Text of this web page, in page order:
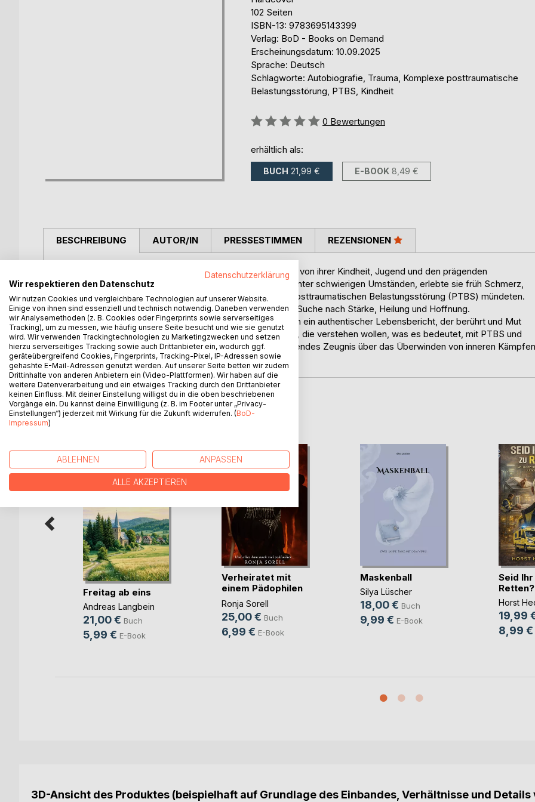
102 Seiten
ISBN-13: 9783695143399
Verlag: BoD - Books on Demand
Erscheinungsdatum: 10.09.2025
Sprache: Deutsch
Schlagworte: Autobiografie, Trauma, Komplexe posttraumatische
Belastungsstörung, PTBS, Kindheit
Bewertung::
0 Bewertungen
erhältlich als:
BUCH 21,99 € E-BOOK 8,49 €
BESCHREIBUNG
In diesem Buch erzählt Sandra Kreis schonungslos ehrlich von ihrer Kindheit, Jugend und den prägenden
Erfahrungen, die sie bis heute begleiten. Aufgewachsen unter schwierigen Umständen, erlebte sie früh Schmerz,
Ablehnung und Traumata, die später in Einer komplexen posttraumatischen Belastungsstörung (PTBS) mündeten.
Doch zwischen all dem Dunkel findet sich auch Licht: die Suche nach Stärke, Heilung und Hoffnung.
Diese Autobiografie ist kein klassischer Ratgeber, sondern ein authentischer Lebensbericht, der berührt und Mut
macht. Sie richtet sich an Betroffene, Angehörige und alle, die verstehen wollen, was es bedeutet, mit PTBS und
den Narben einer schweren Kindheit zu leben. Ein bewegendes Zeugnis über das Überwinden von inneren Kämpfen
und darüber, dass Heilung trotz allem möglich ist.
AUTOR/IN PRESSESTIMMEN REZENSIONEN
WEITERE TITEL BEIBoD
Freitag ab eins
Andreas Langbein
21,00 € Buch
5,99 € E-Book
Verheiratet mit
einem Pädophilen
u(...)
Ronja Sorell
25,00 € Buch
6,99 € E-Book
Maskenball
Silya Lüscher
18,00 € Buch
9,99 € E-Book
Seid Ihr
Retten?
Horst
19,99
8,99 €
3D-Ansicht des Produktes (beispielhaft auf Grundlage des Einbandes, Verhältnisse und
Datenschutzerklärung
Wir respektieren den Datenschutz
Wir nutzen Cookies und vergleichbare Technologien auf unserer Website.
Einige von ihnen sind essenziell und technisch notwendig. Daneben verwenden
wir Analysemethoden (z. B. Cookies oder Fingerprints sowie serverseitiges
Tracking), um zu messen, wie häufig unsere Seite besucht und wie sie genutzt
wird. Wir verwenden Trackingtechnologien zu Marketingzwecken und setzen
hierzu serverseitiges Tracking sowie auch Drittanbieter ein, wodurch ggf.
geräteübergreifend Cookies, Fingerprints, Tracking-Pixel, IP-Adressen sowie
gehashte E-Mail-Adressen genutzt werden. Auf unserer Seite betten wir zudem
Drittinhalte von anderen Anbietern ein (Video-Plattformen). Wir haben auf die
weitere Datenverarbeitung und ein etwaiges Tracking durch den Drittanbieter
keinen Einfluss. Mit deiner Einstellung willigst du in die oben beschriebenen
Vorgänge ein. Du kannst deine Einwilligung (z. B. im Footer unter „Privacy-
Einstellungen“) jederzeit mit Wirkung für die Zukunft widerrufen. (BoD-
Impressum)
ABLEHNEN ANPASSEN
ALLE AKZEPTIEREN